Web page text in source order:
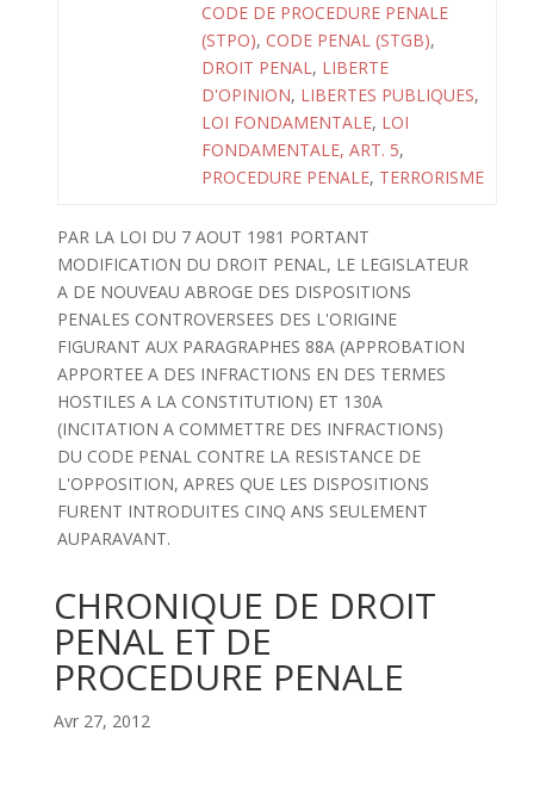
CODE DE PROCEDURE PENALE
(STPO), CODE PENAL (STGB),
DROIT PENAL, LIBERTE
D'OPINION, LIBERTES PUBLIQUES,
LOI FONDAMENTALE, LOI
FONDAMENTALE, ART. 5,
PROCEDURE PENALE, TERRORISME
PAR LA LOI DU 7 AOUT 1981 PORTANT
MODIFICATION DU DROIT PENAL, LE LEGISLATEUR
A DE NOUVEAU ABROGE DES DISPOSITIONS
PENALES CONTROVERSEES DES L'ORIGINE
FIGURANT AUX PARAGRAPHES 88A (APPROBATION
APPORTEE A DES INFRACTIONS EN DES TERMES
HOSTILES A LA CONSTITUTION) ET 130A
(INCITATION A COMMETTRE DES INFRACTIONS)
DU CODE PENAL CONTRE LA RESISTANCE DE
L'OPPOSITION, APRES QUE LES DISPOSITIONS
FURENT INTRODUITES CINQ ANS SEULEMENT
AUPARAVANT.
CHRONIQUE DE DROIT
PENAL ET DE
PROCEDURE PENALE
Avr 27, 2012